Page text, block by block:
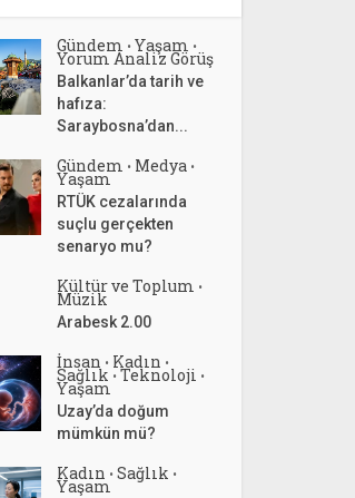
Gündem • Yaşam •
Yorum Analiz Görüş
Balkanlar’da tarih ve
hafıza:
Saraybosna’dan...
Gündem • Medya •
Yaşam
RTÜK cezalarında
suçlu gerçekten
senaryo mu?
Kültür ve Toplum •
Müzik
Arabesk 2.00
İnsan • Kadın •
Sağlık • Teknoloji •
Yaşam
Uzay’da doğum
mümkün mü?
Kadın • Sağlık •
Yaşam